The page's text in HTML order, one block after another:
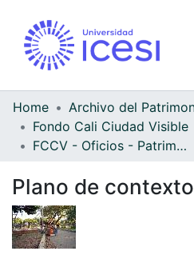
Home
Fondo Cali Ciudad Visible
FCCV - Oficios - Patrimonial
Plano de contexto